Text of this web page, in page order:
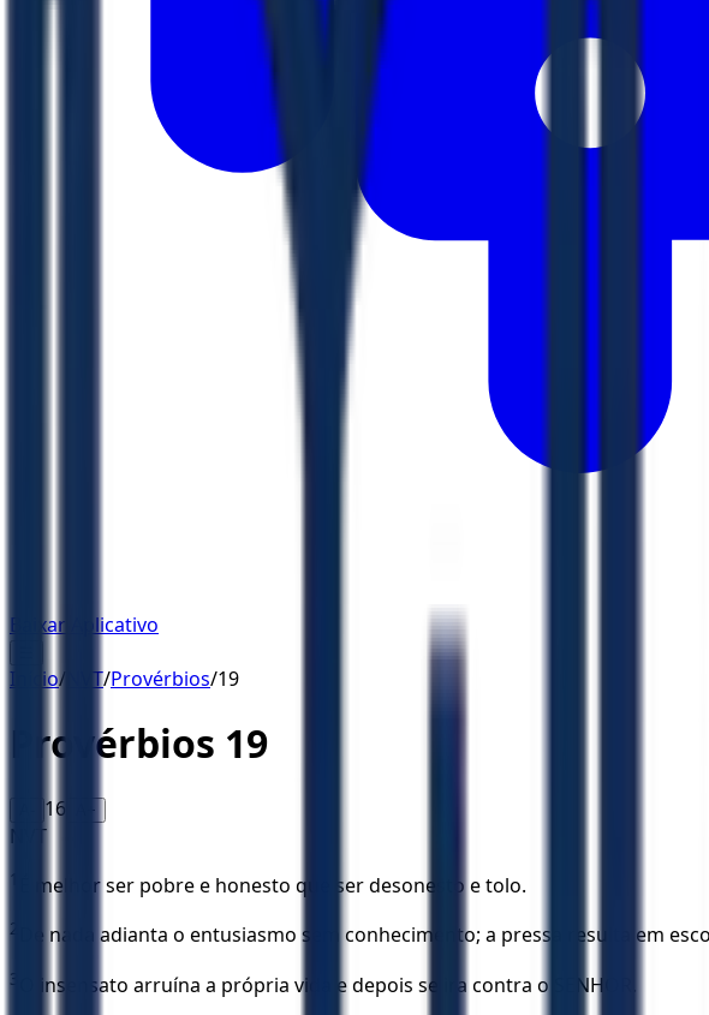
Baixar Aplicativo
Início/ NVT/Provérbios/19
Provérbios 19
16 A+
NVT
1 É melhor ser pobre e honesto que ser desonesto e tolo.
2 De nada adianta o entusiasmo sem conhecimento; a pressa resulta em
3 O insensato arruína a própria vida e depois se ira contra o SENHOR.